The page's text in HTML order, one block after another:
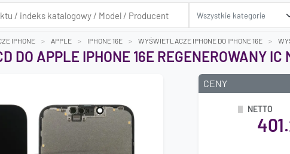
IPHONE APPLE IPHONE 16E WYŚWIETLACZE IPHONE DO IPHONE 16E
DO APPLE IPHONE 16E REGENEROWANY IC
CENY
NETTO